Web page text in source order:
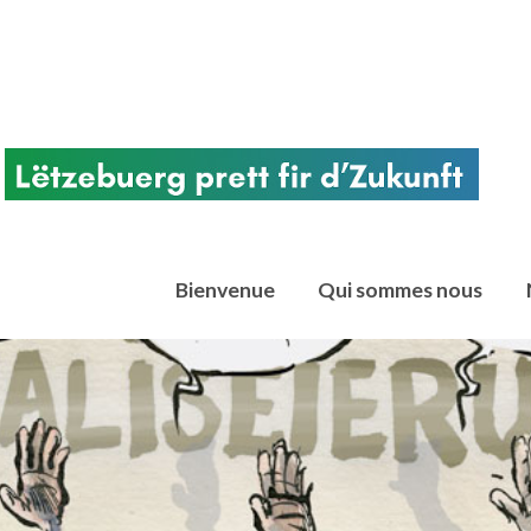
Bereich im Kampf gegen den Klimawandel gemeinsam handeln müssen.
Bienvenue Qui sommes nous